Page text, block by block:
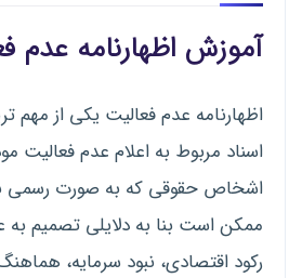
آموزش اظهارنامه عدم
اظهارنامه عدم فعالیت یکی از مهم
اسناد مربوط به اعلام عدم فعالیت
اشخاص حقوقی که به صورت رسمی
ممکن است بنا به دلایلی تصمیم به
رکود اقتصادی، نبود سرمایه،